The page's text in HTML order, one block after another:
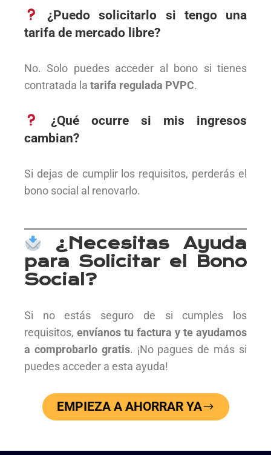
¿Puedo solicitarlo si tengo una
tarifa de mercado libre?
No. Solo puedes acceder al bono si tienes
contratada la tarifa regulada PVPC.
¿Qué ocurre si mis ingresos
cambian?
Si dejas de cumplir los requisitos, perderás el
bono social al renovarlo.
¿Necesitas Ayuda
para Solicitar el Bono
Social?
Si no estás seguro de si cumples los
requisitos, envíanos tu factura y te ayudamos
a comprobarlo gratis. ¡No pagues de más si
puedes acceder a esta ayuda!
EMPIEZA A AHORRAR YA